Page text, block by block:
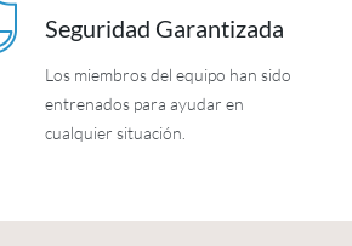
Seguridad Garantizada
Los miembros del equipo han sido
entrenados para ayudar en
cualquier situación.